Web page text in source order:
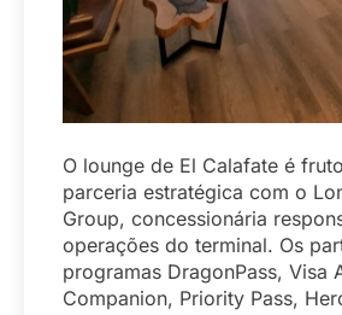
O lounge de El Calafate é
parceria estratégica com o
Group, concessionária
operações do terminal. Os
programas DragonPass, Visa
Companion, Priority Pass,